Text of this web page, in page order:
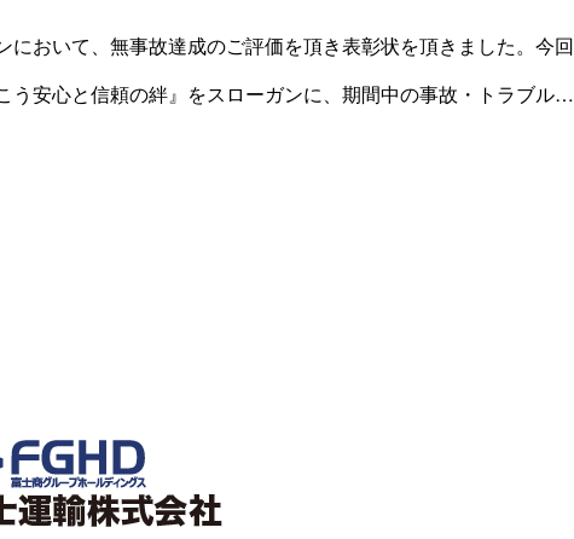
おいて、無事故達成のご評価を頂き表彰状を頂きました。今回
安心と信頼の絆』をスローガンに、期間中の事故・トラブル・